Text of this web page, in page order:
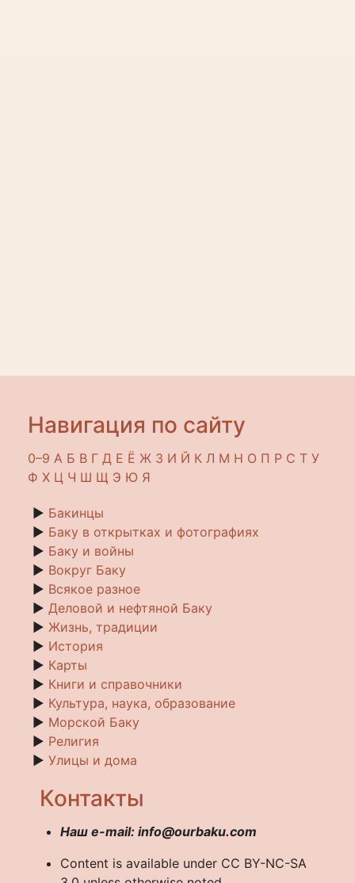
Навигация по сайту
0–9 A Б В Г Д Е Ё Ж З И Й К Л М Н О П Р С Т У
Ф Х Ц Ч Ш Щ Э Ю Я
► Бакинцы
► Баку в открытках и фотографиях
► Баку и войны
► Вокруг Баку
► Всякое разное
► Деловой и нефтяной Баку
► Жизнь, традиции
► История
► Карты
► Книги и справочники
► Культура, наука, образование
► Морской Баку
► Религия
► Улицы и дома
Контакты
Наш e-mail: info@ourbaku.com
Content is available under CC BY-NC-SA